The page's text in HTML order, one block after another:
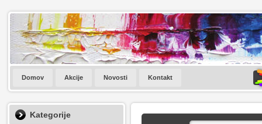
Domov Akcije Novosti Kontakt
Kategorije